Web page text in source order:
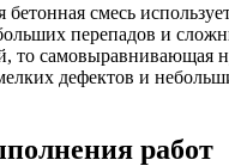
бетонная смесь
перепадов и
то самовыравнивающая
дефектов и
работ